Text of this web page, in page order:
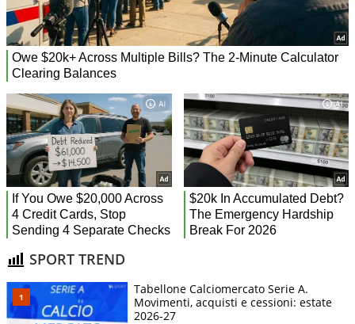
SPORT TREND
Tabellone Calciomercato Serie A.
Movimenti, acquisti e cessioni: estate
2026-27